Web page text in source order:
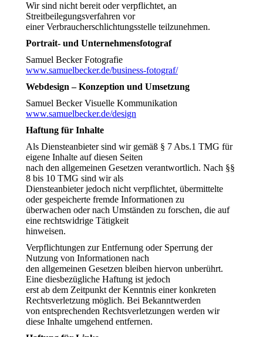
Wir sind nicht bereit oder verpflichtet, an
Streitbeilegungsverfahren vor
einer Verbraucherschlichtungsstelle teilzunehmen.
Portrait- und Unternehmensfotograf
Samuel Becker Fotografie
www.samuelbecker.de/business-fotograf/
Webdesign – Konzeption und Umsetzung
Samuel Becker Visuelle Kommunikation
www.samuelbecker.de/design
Haftung für Inhalte
Als Diensteanbieter sind wir gemäß § 7 Abs.1 TMG für
eigene Inhalte auf diesen Seiten
nach den allgemeinen Gesetzen verantwortlich. Nach §§
8 bis 10 TMG sind wir als
Diensteanbieter jedoch nicht verpflichtet, übermittelte
oder gespeicherte fremde Informationen zu
überwachen oder nach Umständen zu forschen, die auf
eine rechtswidrige Tätigkeit
hinweisen.
Verpflichtungen zur Entfernung oder Sperrung der
Nutzung von Informationen nach
den allgemeinen Gesetzen bleiben hiervon unberührt.
Eine diesbezügliche Haftung ist jedoch
erst ab dem Zeitpunkt der Kenntnis einer konkreten
Rechtsverletzung möglich. Bei Bekanntwerden
von entsprechenden Rechtsverletzungen werden wir
diese Inhalte umgehend entfernen.